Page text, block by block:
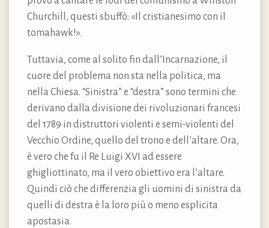
Churchill, questi sbuffò: «Il cristianesimo con il
tomahawk!».
Tuttavia, come al solito fin dall’Incarnazione, il
cuore del problema non sta nella politica, ma
nella Chiesa. “Sinistra” e “destra” sono termini che
derivano dalla divisione dei rivoluzionari francesi
del 1789 in distruttori violenti e semi-violenti del
Vecchio Ordine, quello del trono e dell’altare. Ora,
è vero che fu il Re Luigi XVI ad essere
ghigliottinato, ma il vero obiettivo era l’altare.
Quindi ciò che differenzia gli uomini di sinistra da
quelli di destra è la loro più o meno esplicita
apostasia.